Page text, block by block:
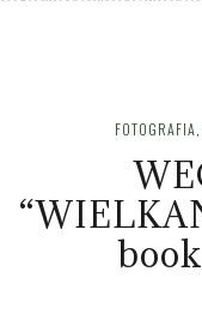
FOTOGRAFIA,